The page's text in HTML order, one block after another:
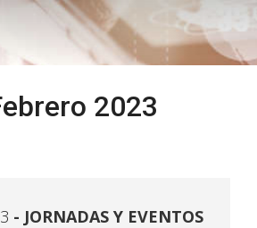
2023
JORNADAS Y EVENTOS